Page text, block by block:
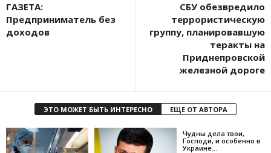
ГАЗЕТА:
Предприниматель без
доходов
СБУ обезвредило
террористическую
группу, планировавшую
теракты на
Приднепровской
железной дороге
ЭТО МОЖЕТ БЫТЬ ИНТЕРЕСНО ЕЩЕ ОТ АВТОРА
Чудны дела твои,
Господи, и особенно в
Украине…